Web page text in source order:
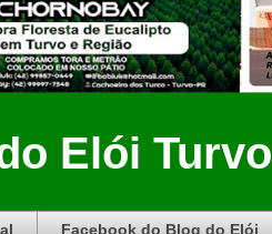
Elói Turvo
Facebook do Blog do Elói